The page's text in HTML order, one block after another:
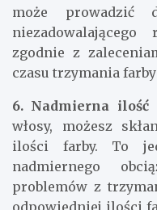
może prowadzić
niezadowalającego
zgodnie z
czasu trzymania farby
6. Nadmierna
włosy, możesz
ilości farby. To
nadmiernego
problemów z